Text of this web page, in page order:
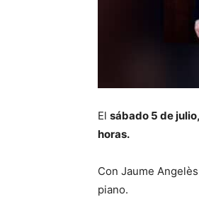
El sábado 5 de julio,
horas.
Con Jaume
piano.